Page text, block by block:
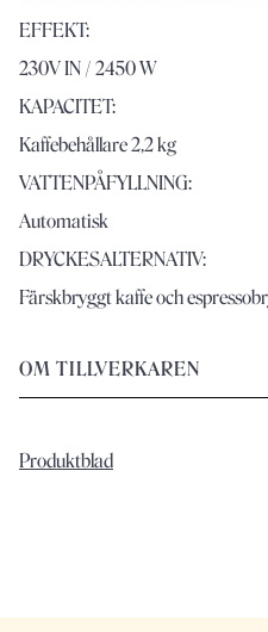
EFFEKT:
230V IN / 2450 W
KAPACITET:
Kaffebehållare 2,2 kg
VATTENPÅFYLLNING:
Automatisk
DRYCKESALTERNATIV:
Färskbryggt kaffe och
OM TILLVERKAREN
Produktblad